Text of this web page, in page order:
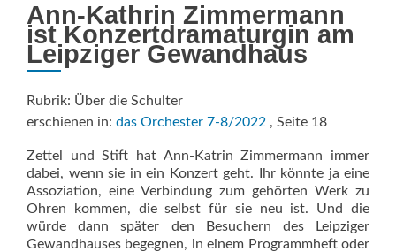
Ann-Kathrin Zimmermann
ist ­Konzert­dramaturgin am
Leipziger Gewandhaus
Rubrik: Über die Schulter
erschienen in: das Orchester 7-8/2022 , Seite 18
Zettel und Stift hat Ann-Katrin Zimmermann immer
dabei, wenn sie in ein Konzert geht. Ihr könnte ja eine
Assoziation, eine Verbindung zum gehörten Werk zu
Ohren kommen, die selbst für sie neu ist. Und die
würde dann später den Besuchern des Leipziger
Gewandhauses begegnen, in einem Programmheft oder